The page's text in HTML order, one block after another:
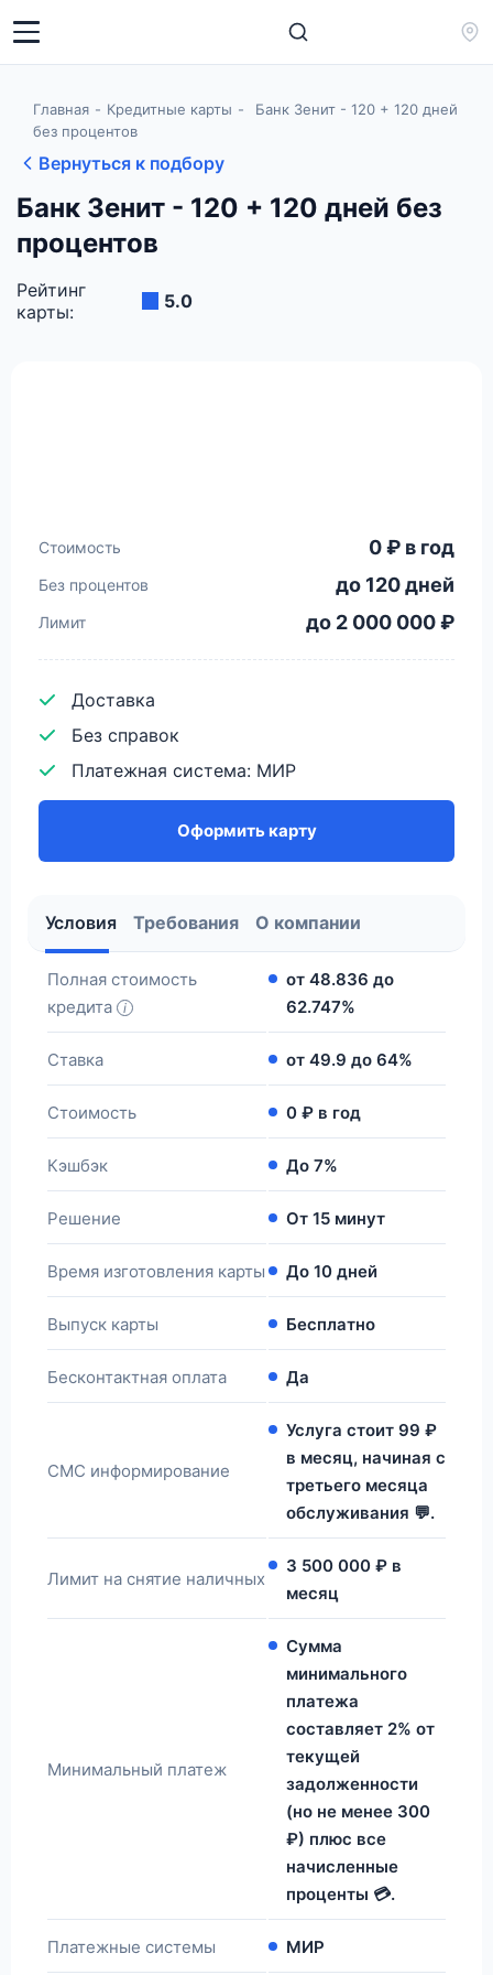
Главная Кредитные карты
Банк Зенит - 120 + 120 дней
без процентов
Банк Зенит - 120 + 120 дней без
процентов
Рейтинг
карты:
5.0
Вернуться к подбору
Стоимость 0 ₽ в год
Без процентов до 120 дней
Лимит до 2 000 000 ₽
Доставка
Без справок
Платежная система: МИР
Оформить карту
Условия Требования О компании
Полная стоимость
кредита
от 48.836 до
62.747%
Ставка от 49.9 до 64%
Стоимость 0 ₽ в год
Кэшбэк До 7%
Решение От 15 минут
Время изготовления карты До 10 дней
Выпуск карты Бесплатно
Бесконтактная оплата Да
СМС информирование
Услуга стоит 99 ₽
в месяц, начиная с
третьего месяца
обслуживания 💬.
Лимит на снятие наличных
3 500 000 ₽ в
месяц
Минимальный платеж
Сумма
минимального
платежа
составляет 2% от
текущей
задолженности
(но не менее 300
₽) плюс все
начисленные
проценты 💳.
Платежные системы МИР